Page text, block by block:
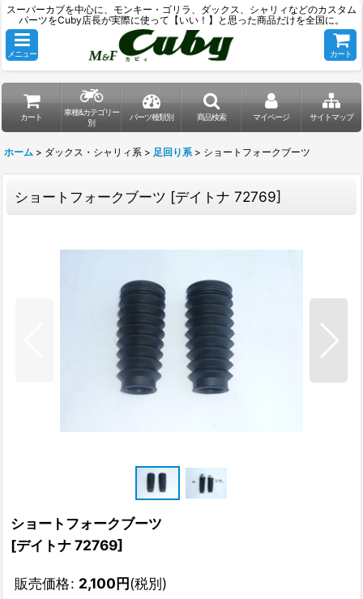
スーパーカブを中心に、モンキー・ゴリラ、ダックス、シャリィなどのカスタム
パーツをCuby店長が実際に使って【いい！】と思った商品だけを全国に。
メニュー カート
カート
車種&カテゴリー
別
パーツ種類別 商品検索 マイページ サイトマップ
ホーム > ダックス・シャリィ系 > 足回り系 > ショートフォークブーツ
ショートフォークブーツ [デイトナ 72769]
ショートフォークブーツ
[デイトナ 72769]
販売価格: 2,100円(税別)